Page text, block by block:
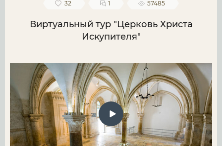
32 1 57485
Виртуальный тур "Церковь Христа
Искупителя"